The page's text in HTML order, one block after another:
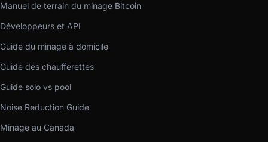
Manuel de terrain du minage Bitcoin
Développeurs et API
Guide du minage à domicile
Guide des chaufferettes
Guide solo vs pool
Noise Reduction Guide
Minage au Canada